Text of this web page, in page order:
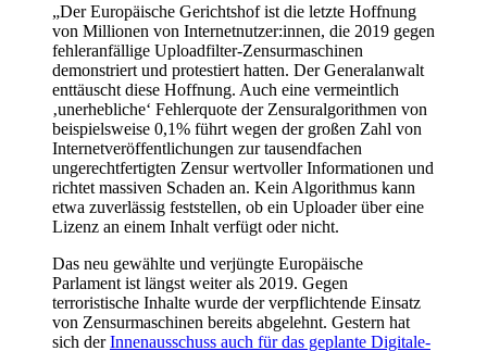
„Der Europäische Gerichtshof ist die letzte Hoffnung
von Millionen von Internetnutzer:innen, die 2019 gegen
fehleranfällige Uploadfilter-Zensurmaschinen
demonstriert und protestiert hatten. Der Generalanwalt
enttäuscht diese Hoffnung. Auch eine vermeintlich
‚unerhebliche‘ Fehlerquote der Zensuralgorithmen von
beispielsweise 0,1% führt wegen der großen Zahl von
Internetveröffentlichungen zur tausendfachen
ungerechtfertigten Zensur wertvoller Informationen und
richtet massiven Schaden an. Kein Algorithmus kann
etwa zuverlässig feststellen, ob ein Uploader über eine
Lizenz an einem Inhalt verfügt oder nicht.
Das neu gewählte und verjüngte Europäische
Parlament ist längst weiter als 2019. Gegen
terroristische Inhalte wurde der verpflichtende Einsatz
von Zensurmaschinen bereits abgelehnt. Gestern hat
sich derInnenausschuss auch für das geplante Digitale-